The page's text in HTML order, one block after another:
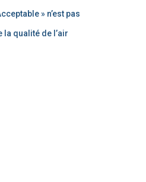
» n’est pas
qualité de l’air